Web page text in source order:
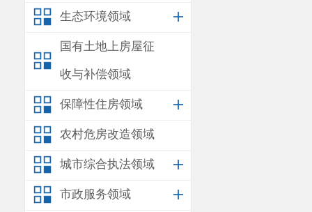
生态环境领域
国有土地上房屋征
收与补偿领域
保障性住房领域
农村危房改造领域
城市综合执法领域
市政服务领域